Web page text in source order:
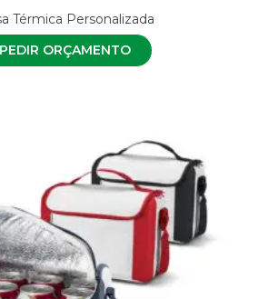
Térmica Personalizada
PEDIR ORÇAMENTO